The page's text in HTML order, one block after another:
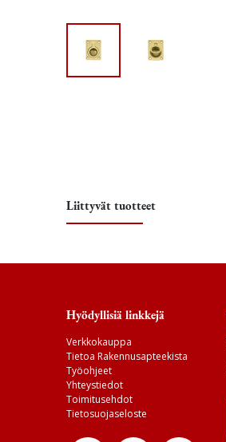
Liittyvät tuotteet
Hyödyllisiä linkkejä
Verkkokauppa
Tietoa Rakennusapteekista
Työohjeet
Yhteystiedot
Toimitusehdot
Tietosuojaseloste